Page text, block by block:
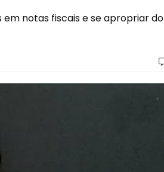
notas fiscais e se apropriar do